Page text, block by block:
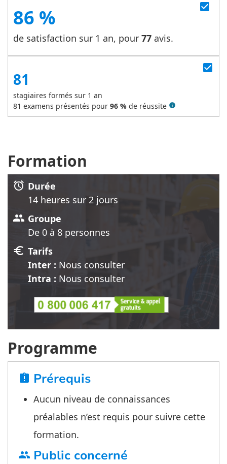
86 %
de satisfaction sur 1 an, pour 77 avis.
check_box
check_box
81
stagiaires formés sur 1 an
81 examens présentés pour 96 % de réussite info
Formation
alarm Durée
14 heures sur 2 jours
group Groupe
De 0 à 8 personnes
euro Tarifs
Inter : Nous consulter
Intra : Nous consulter
Programme
assignment_late Prérequis
Aucun niveau de connaissances
préalables n’est requis pour suivre cette
formation.
group Public concerné